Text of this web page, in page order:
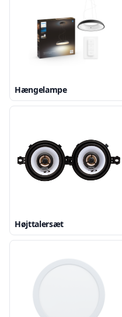
Hængelampe
Højttalersæt